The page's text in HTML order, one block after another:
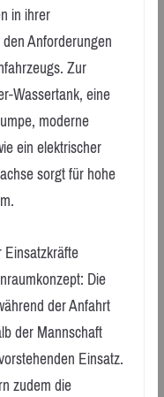
in ihrer
Anforderungen
Zur
Wassertank, eine
moderne
ein elektrischer
sorgt für hohe
Die
der Anfahrt
der Mannschaft
Einsatz.
zudem die